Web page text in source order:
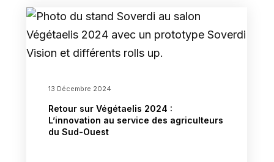
13 Décembre 2024
Retour sur Végétaelis 2024 :
L’innovation au service des agriculteurs
du Sud-Ouest